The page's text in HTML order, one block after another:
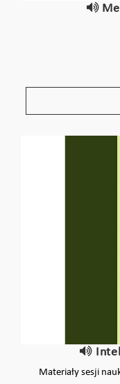
Materiały sesji